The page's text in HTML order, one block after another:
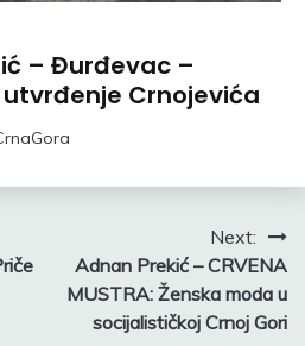
– Đurđevac –
Crnojevića
Next:
Adnan Prekić – CRVENA
MUSTRA: Ženska moda u
socijalističkoj Crnoj Gori